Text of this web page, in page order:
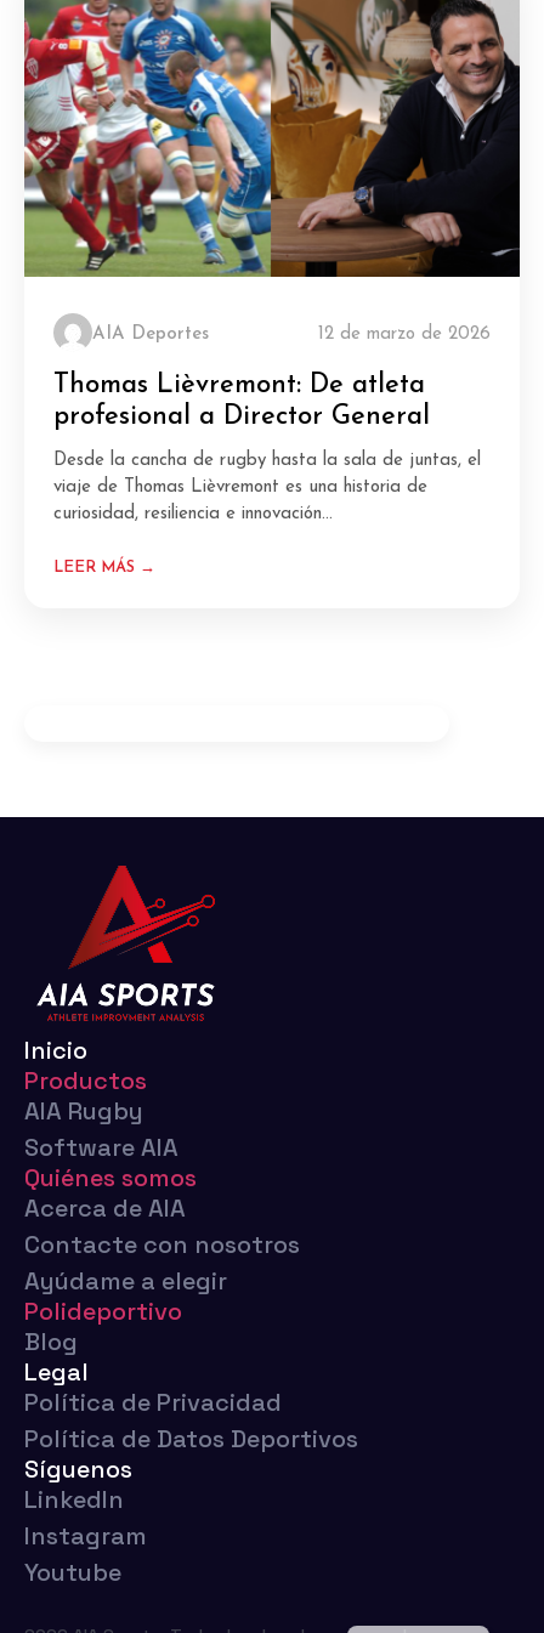
AIA Deportes 12 de marzo de 2026
Thomas Lièvremont: De atleta
profesional a Director General
Desde la cancha de rugby hasta la sala de juntas, el
viaje de Thomas Lièvremont es una historia de
curiosidad, resiliencia e innovación...
LEER MÁS →
Inicio
Productos
AIA Rugby
Software AIA
Quiénes somos
Acerca de AIA
Contacte con nosotros
Ayúdame a elegir
Polideportivo
Blog
Legal
Política de Privacidad
Política de Datos Deportivos
Síguenos
LinkedIn
Instagram
Youtube